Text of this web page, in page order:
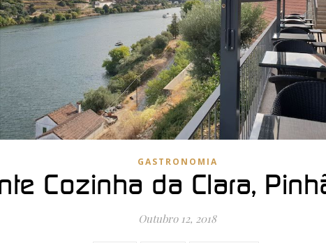
GASTRONOMIA
Cozinha da Clara,
Outubro 12, 2018